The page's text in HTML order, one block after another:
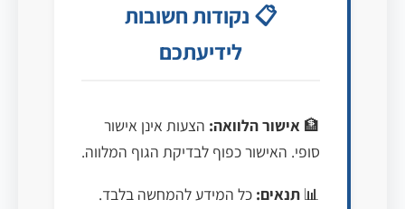
📋 נקודות חשובות
לידיעתכם
🏦 אישור הלוואה: הצעות אינן אישור
סופי. האישור כפוף לבדיקת הגוף המלווה.
📊 תנאים: כל המידע להמחשה בלבד.